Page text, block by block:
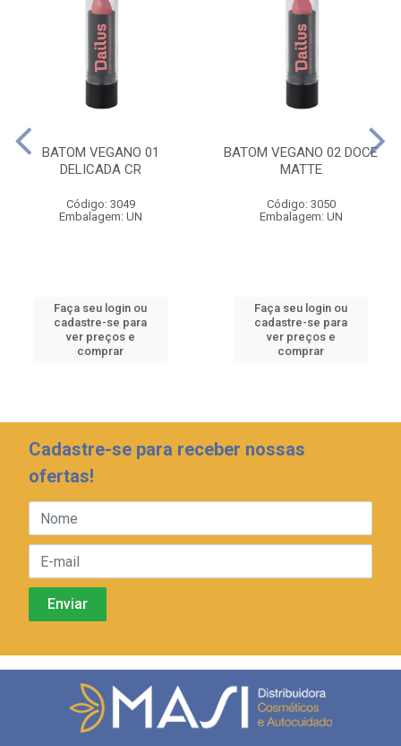
BATOM VEGANO 01
DELICADA CR
Código: 3049
Embalagem: UN
Faça seu login ou
cadastre-se para
ver preços e
comprar
BATOM VEGANO 02 DOCE
MATTE
Código: 3050
Embalagem: UN
Faça seu login ou
cadastre-se para
ver preços e
comprar
Cadastre-se para receber nossas
ofertas!